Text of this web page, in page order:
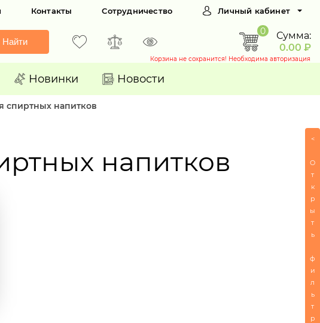
Контакты Сотрудничество Личный кабинет
Найти
0
Сумма:
0.00 ₽
Корзина не сохранится! Необходима авторизация
Новинки Новости
спиртных напитков
напитков
<
О
т
к
р
ы
т
ь
ф
и
л
ь
т
р